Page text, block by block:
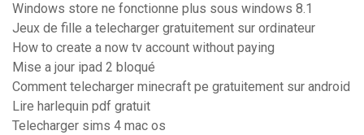
Windows store ne fonctionne plus sous windows 8.1
Jeux de fille a telecharger gratuitement sur ordinateur
How to create a now tv account without paying
Mise a jour ipad 2 bloqué
Comment telecharger minecraft pe gratuitement sur android
Lire harlequin pdf gratuit
Telecharger sims 4 mac os